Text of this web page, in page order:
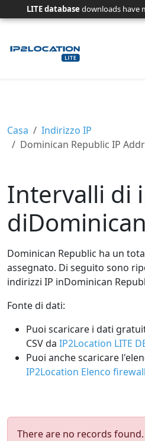
LITE database downloads have
Casa
Indirizzo IP
Dominican Republic IP
Intervalli di
Dominican Republic ha un
assegnato. Di seguito sono
indirizzi IP inDominican
Fonte di dati:
Puoi scaricare i dati
CSV da IP2Location LITE
Puoi anche scaricare
IP2Location Elenco firewall
There are no records found.